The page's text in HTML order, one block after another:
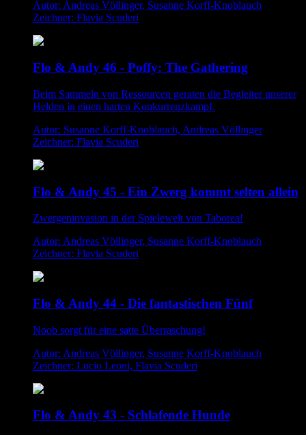
Autor: Andreas Völlinger, Susanne Korff-Knoblauch
Zeichner: Flavia Scuderi
Flo & Andy 46 - Poffy: The Gathering
Beim Sammeln von Ressourcen geraten die Begleiter unserer
Helden in einen harten Konkurrenzkampf.
Autor: Susanne Korff-Knoblauch, Andreas Völlinger
Zeichner: Flavia Scuderi
Flo & Andy 45 - Ein Zwerg kommt selten allein
Zwergeninvasion in der Spielewelt von Taborea!
Autor: Andreas Völlinger, Susanne Korff-Knoblauch
Zeichner: Flavia Scuderi
Flo & Andy 44 - Die fantastischen Fünf
Noob sorgt für eine satte Überraschung!
Autor: Andreas Völlinger, Susanne Korff-Knoblauch
Zeichner: Lucio Leoni, Flavia Scuderi
Flo & Andy 43 - Schlafende Hunde